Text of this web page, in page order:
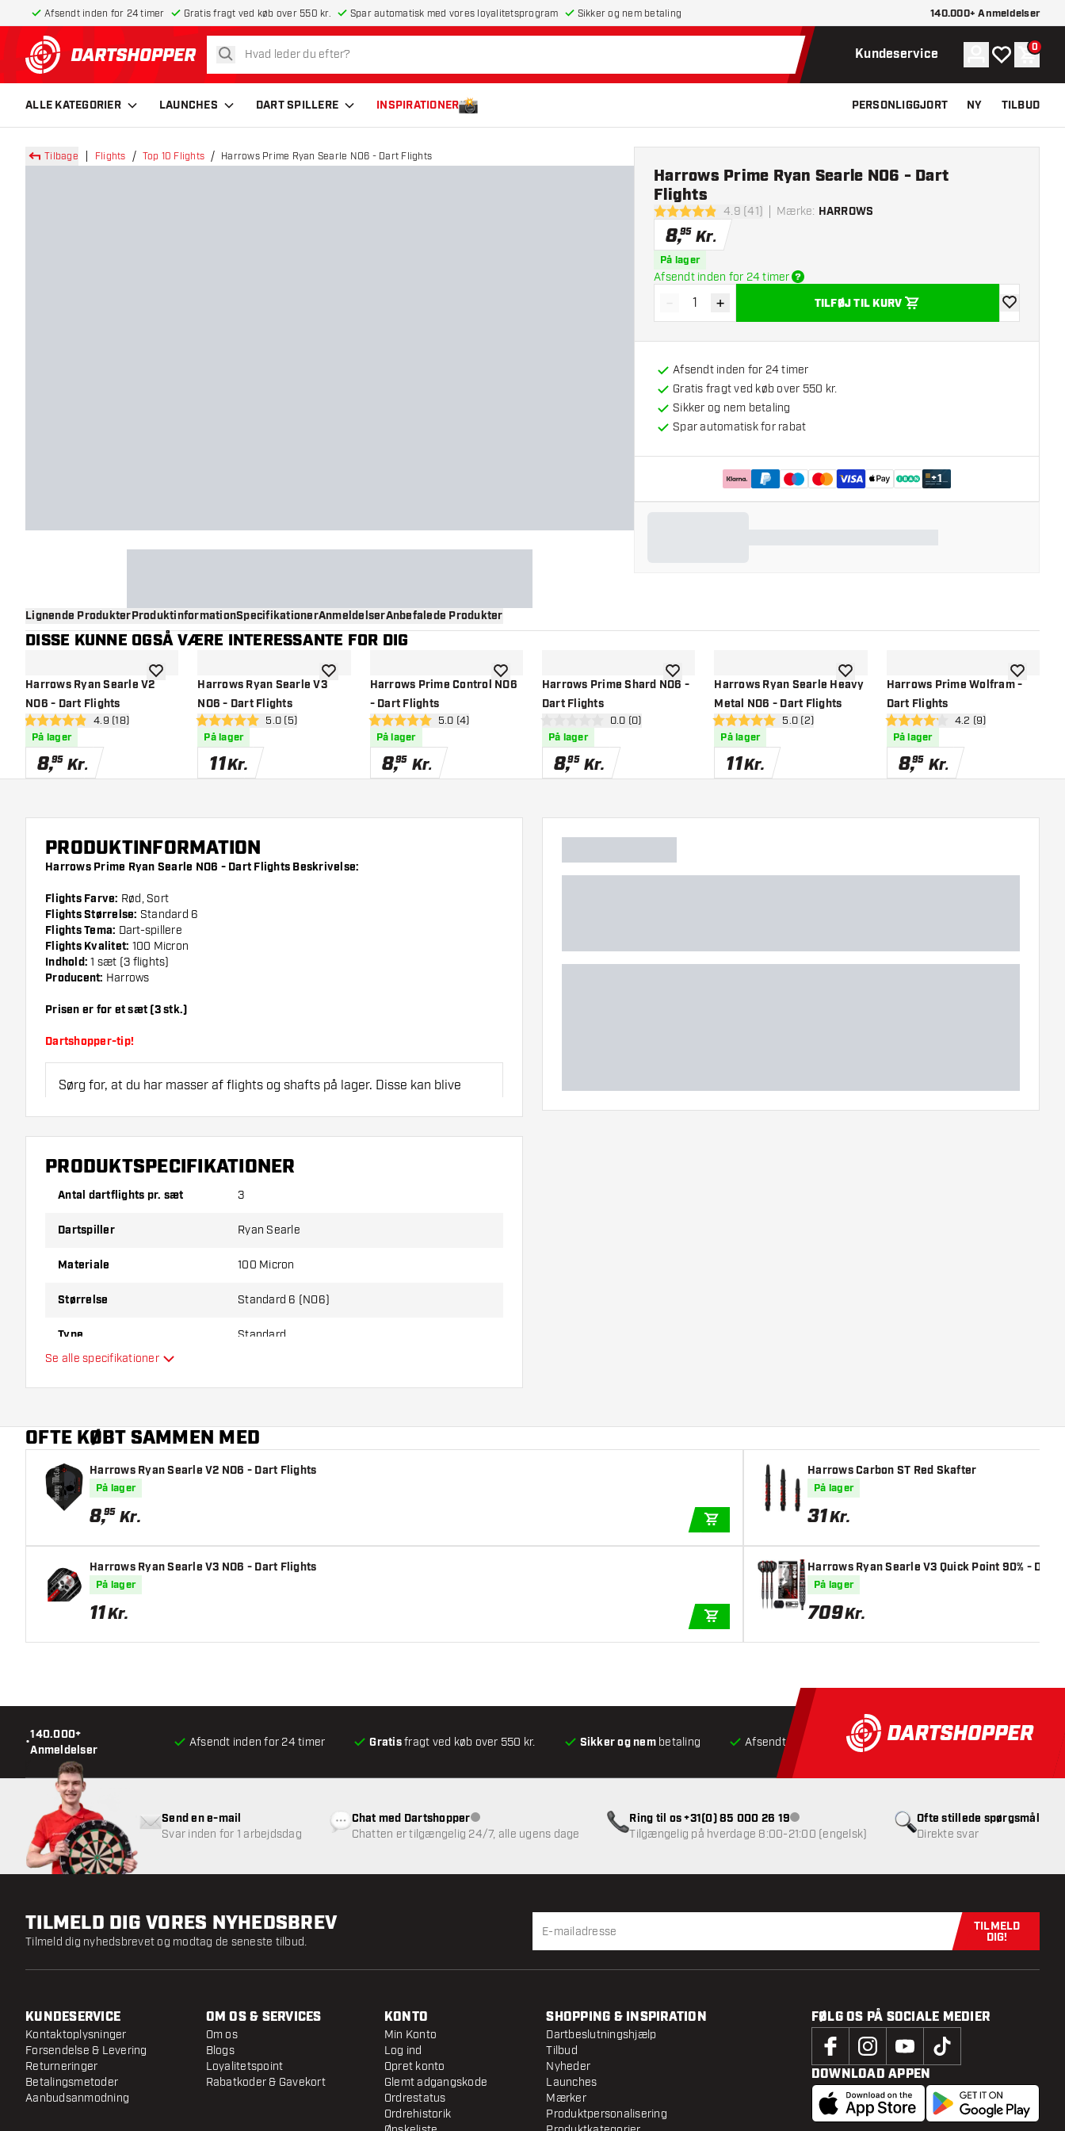
Afsendt inden for 24 timer Gratis fragt ved køb over 550 kr. Spar automatisk med vores loyalitetsprogram Sikker og nem betaling 140.000+ Anmeldelser
tilbage til forsiden
søg Kundeservice Konto
Min 0
ALLE KATEGORIER LAUNCHES DART SPILLERE INSPIRATIONER PERSONLIGGJORT NY TILBUD
Tilbage Flights Top 10 Flights Harrows Prime Ryan Searle NO6 - Dart Flights
4.9 bedømmelsesstjerner
4.9 (41) Mærke: HARROWS
Harrows Prime Ryan Searle NO6 - Dart
Flights
8,95 Kr.
På lager
Afsendt inden for 24 timer
Reducér antal
- Øg antal
+ TILFØJ TIL KURV
tilføje til
Afsendt inden for 24 timer
Gratis fragt ved køb over 550 kr.
Sikker og nem betaling
Spar automatisk for rabat
+1
Lignende ProdukterProduktinformationSpecifikationerAnmeldelserAnbefalede Produkter
DISSE KUNNE OGSÅ VÆRE INTERESSANTE FOR DIG
Harrows Ryan Searle V2
NO6 - Dart Flights
åbn anmeldelsespanel
4.9 bedømmelsesstjerner
4.9 (18)
På lager
8,95 Kr.
tilføje til ønskelisteHarrows Ryan Searle V3
NO6 - Dart Flights
åbn anmeldelsespanel
5 bedømmelsesstjerner
5.0 (5)
På lager
11Kr.
tilføje til ønskelisteHarrows Prime Control NO6
- Dart Flights
åbn anmeldelsespanel
5 bedømmelsesstjerner
5.0 (4)
På lager
8,95 Kr.
tilføje til ønskelisteHarrows Prime Shard NO6 -
Dart Flights
åbn anmeldelsespanel
0 bedømmelsesstjerner
0.0 (0)
På lager
8,95 Kr.
tilføje til ønskelisteHarrows Ryan Searle Heavy
Metal NO6 - Dart Flights
åbn anmeldelsespanel
5 bedømmelsesstjerner
5.0 (2)
På lager
11Kr.
tilføje til ønskelisteHarrows Prime Wolfram -
Dart Flights
åbn anmeldelsespanel
4.2 bedømmelsesstjerner
4.2 (9)
På lager
8,95 Kr.
tilføje til
PRODUKTINFORMATION
Harrows Prime Ryan Searle NO6 - Dart Flights Beskrivelse:
Flights Farve: Rød, Sort
Flights Størrelse: Standard 6
Flights Tema: Dart-spillere
Flights Kvalitet: 100 Micron
Indhold: 1 sæt (3 flights)
Producent: Harrows
Prisen er for et sæt (3 stk.)
Dartshopper-tip!
Sørg for, at du har masser af flights og shafts på lager. Disse kan blive
for at finde ud af, hvilken der passer bedst til dig!
PRODUKTSPECIFIKATIONER
Antal dartflights pr. sæt 3
Dartspiller Ryan Searle
Materiale 100 Micron
Størrelse Standard 6 (NO6)
Type Standard
Hovedfarve
Se alle specifikationer
OFTE KØBT SAMMEN MED
Harrows Ryan Searle V2 NO6 - Dart Flights
På lager
8,95 Kr.
Harrows Ryan Searle V3 NO6 - Dart Flights
På lager
11Kr.
Harrows Carbon ST Red Skafter
På lager
31Kr.
Harrows Ryan Searle V3 Quick Point 90% -
På lager
709Kr.
•
140.000+
Anmeldelser
Afsendt inden for 24 timer Gratisfragt ved køb over 550 kr. Sikker og nembetaling Afsendt inden for 24 timer Gratisfragt ved køb over
Ofte stillede spørgsmål
Direkte svar
Send en e-mail
Svar inden for 1 arbejdsdag
Chat med DartshopperKundeservice ikke tilgængelig
Chatten er tilgængelig 24/7, alle ugens dage
Ring til os +31(0) 85 000 26 19Kundeservice ikke tilgængelig
Tilgængelig på hverdage 8:00-21:00 (engelsk)
TILMELD DIG VORES NYHEDSBREV
Tilmeld dig nyhedsbrevet og modtag de seneste tilbud.
Tilmeld dig
TILMELD
DIG!
KUNDESERVICE
Kontaktoplysninger
Forsendelse & Levering
Returneringer
Betalingsmetoder
Aanbudsanmodning
OM OS & SERVICES
Om os
Blogs
Loyalitetspoint
Rabatkoder & Gavekort
KONTO
Min Konto
Log ind
Opret konto
Glemt adgangskode
Ordrestatus
Ordrehistorik
SHOPPING & INSPIRATION
Dartbeslutningshjælp
Tilbud
Nyheder
Launches
Mærker
Produktpersonalisering
FØLG OS PÅ SOCIALE MEDIER
DOWNLOAD APPEN